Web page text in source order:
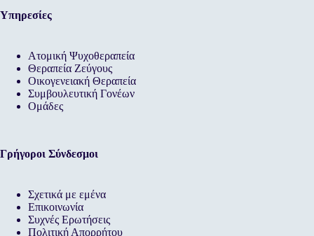
Υπηρεσίες
Ατομική Ψυχοθεραπεία
Θεραπεία Ζεύγους
Οικογενειακή Θεραπεία
Συμβουλευτική Γονέων
Ομάδες
Γρήγοροι Σύνδεσμοι
Σχετικά με εμένα
Επικοινωνία
Συχνές Ερωτήσεις
Πολιτική Απορρήτου